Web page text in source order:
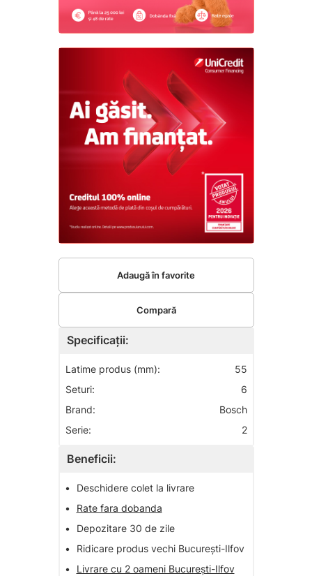
Specificații:
Latime produs (mm):
55
Seturi:
6
Brand:
Bosch
Serie:
2
Beneficii:
•
Deschidere colet la livrare
•
Rate fara dobanda
•
Depozitare 30 de zile
•
Ridicare produs vechi București-Ilfov
•
Livrare cu 2 oameni București-Ilfov
Adaugă în favorite
Compară